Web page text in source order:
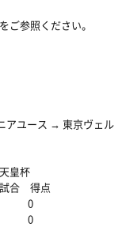
ご参照ください。
アユース → 東京ヴェル
杯
合 得点
0
0